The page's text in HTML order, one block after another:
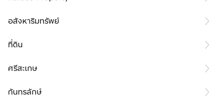
อสังหาริมทรัพย์
ที่ดิน
ศรีสะเกษ
กันทรลักษ์